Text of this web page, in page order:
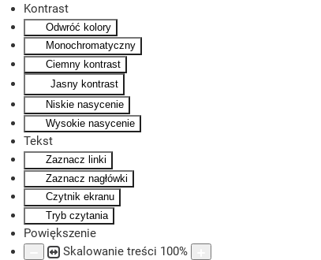
Kontrast
Odwróć kolory
Monochromatyczny
Ciemny kontrast
Jasny kontrast
Niskie nasycenie
Wysokie nasycenie
Tekst
Zaznacz linki
Zaznacz nagłówki
Czytnik ekranu
Tryb czytania
Powiększenie
Skalowanie treści 100%
Skip to main content